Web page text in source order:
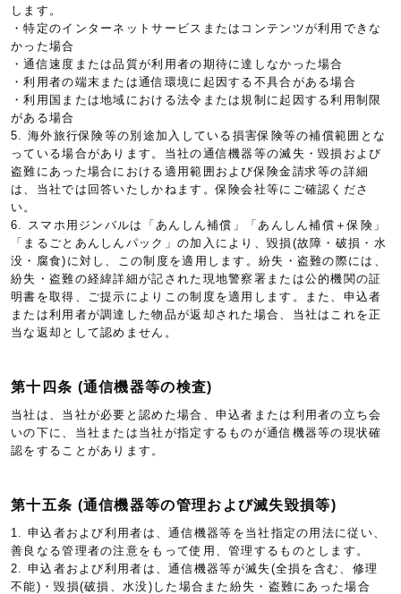
します。
・特定のインターネットサービスまたはコンテンツが利用できな
かった場合
・通信速度または品質が利用者の期待に達しなかった場合
・利用者の端末または通信環境に起因する不具合がある場合
・利用国または地域における法令または規制に起因する利用制限
がある場合
5. 海外旅行保険等の別途加入している損害保険等の補償範囲とな
っている場合があります。当社の通信機器等の滅失・毀損および
盗難にあった場合における適用範囲および保険金請求等の詳細
は、当社では回答いたしかねます。保険会社等にご確認くださ
い。
6. スマホ用ジンバルは「あんしん補償」「あんしん補償＋保険」
「まるごとあんしんパック」の加入により、毀損(故障・破損・水
没・腐食)に対し、この制度を適用します。紛失・盗難の際には、
紛失・盗難の経緯詳細が記された現地警察署または公的機関の証
明書を取得、ご提示によりこの制度を適用します。また、申込者
または利用者が調達した物品が返却された場合、当社はこれを正
当な返却として認めません。
第十四条 (通信機器等の検査)
当社は、当社が必要と認めた場合、申込者または利用者の立ち会
いの下に、当社または当社が指定するものが通信機器等の現状確
認をすることがあります。
第十五条 (通信機器等の管理および滅失毀損等)
1. 申込者および利用者は、通信機器等を当社指定の用法に従い、
善良なる管理者の注意をもって使用、管理するものとします。
2. 申込者および利用者は、通信機器等が滅失(全損を含む、修理
不能)・毀損(破損、水没)した場合また紛失・盗難にあった場合